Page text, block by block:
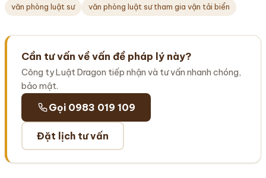
văn phòng luật sư
văn phòng luật sư tham gia vận tải biển
Cần tư vấn về vấn đề pháp lý này?
Công ty Luật Dragon tiếp nhận và tư vấn nhanh chóng,
bảo mật.
Gọi 0983 019 109
Đặt lịch tư vấn